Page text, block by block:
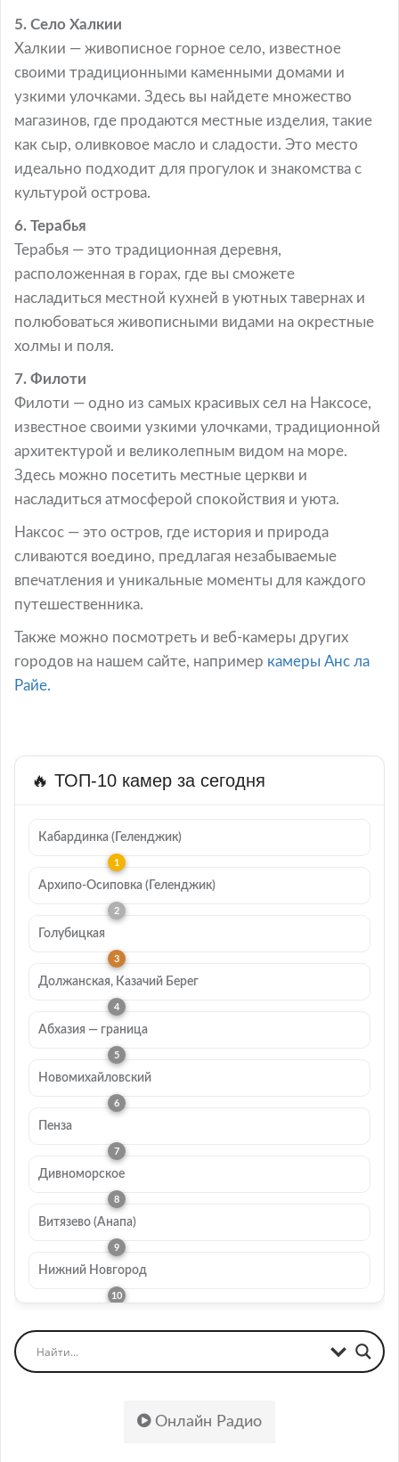
5. Село Халкии
Халкии — живописное горное село, известное
своими традиционными каменными домами и
узкими улочками. Здесь вы найдете множество
магазинов, где продаются местные изделия, такие
как сыр, оливковое масло и сладости. Это место
идеально подходит для прогулок и знакомства с
культурой острова.
6. Терабья
Терабья — это традиционная деревня,
расположенная в горах, где вы сможете
насладиться местной кухней в уютных тавернах и
полюбоваться живописными видами на окрестные
холмы и поля.
7. Филоти
Филоти — одно из самых красивых сел на Наксосе,
известное своими узкими улочками, традиционной
архитектурой и великолепным видом на море.
Здесь можно посетить местные церкви и
насладиться атмосферой спокойствия и уюта.
Наксос — это остров, где история и природа
сливаются воедино, предлагая незабываемые
впечатления и уникальные моменты для каждого
путешественника.
Также можно посмотреть и веб-камеры других
городов на нашем сайте, например камеры Анс ла
Райе.
🔥 ТОП-10 камер за сегодня
Кабардинка (Геленджик)
Архипо-Осиповка (Геленджик)
Голубицкая
Должанская, Казачий Берег
Абхазия — граница
Новомихайловский
Пенза
Дивноморское
Витязево (Анапа)
Нижний Новгород
Онлайн Радио